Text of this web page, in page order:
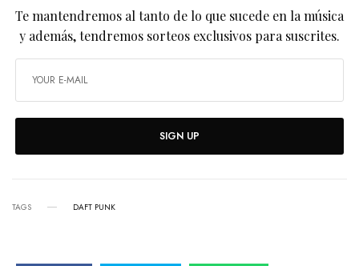
Te mantendremos al tanto de lo que sucede en la música
y además, tendremos sorteos exclusivos para suscrites.
SIGN UP
TAGS DAFT PUNK